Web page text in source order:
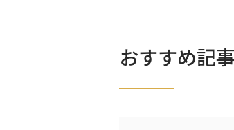
おすすめ記事